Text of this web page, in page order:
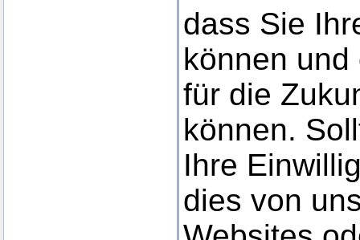
dass Sie
können
für die
können.
Ihre
dies von